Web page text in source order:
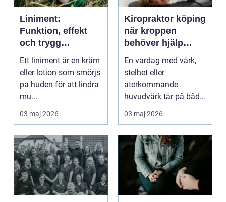
Liniment:
Funktion, effekt
och trygg
användning
Ett liniment är en kräm
eller lotion som smörjs
på huden för att lindra
mu...
03 maj 2026
Kiropraktor köping
när kroppen
behöver hjälp
tillbaka
En vardag med värk,
stelhet eller
återkommande
huvudvärk tär på både
ork och humör. Många
går länge ...
03 maj 2026